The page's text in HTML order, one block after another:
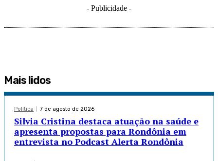
- Publicidade -
Mais lidos
Política 7 de agosto de 2026
Silvia Cristina destaca atuação na saúde e
apresenta propostas para Rondônia em
entrevista no Podcast Alerta Rondônia